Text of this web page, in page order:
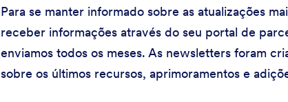
Para se manter informado sobre as atualizações
receber informações através do seu portal de
enviamos todos os meses. As newsletters foram
sobre os últimos recursos, aprimoramentos e